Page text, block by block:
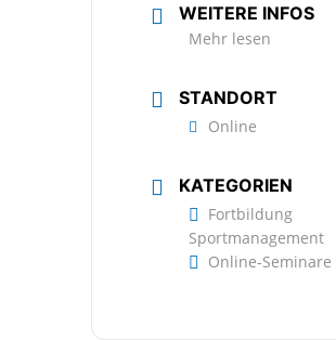
WEITERE INFOS
Mehr lesen
STANDORT
Online
KATEGORIEN
Fortbildung
Sportmanagement
Online-Seminare